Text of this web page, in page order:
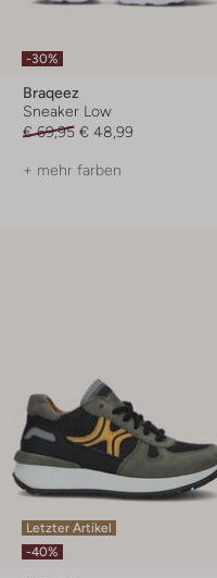
-30%
Braqeez
Sneaker Low
€ 69,95 € 48,99
+ mehr farben
Letzter Artikel
-40%